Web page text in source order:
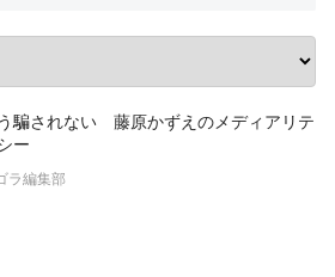
騙されない 藤原かずえのメディアリテ
ー
ラ編集部